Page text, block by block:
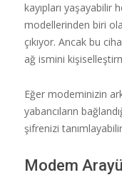
kayıpları yaşayabilir
modellerinden biri
çıkıyor. Ancak bu
ağ ismini
Eğer modeminizin
yabancıların
şifrenizi
Modem